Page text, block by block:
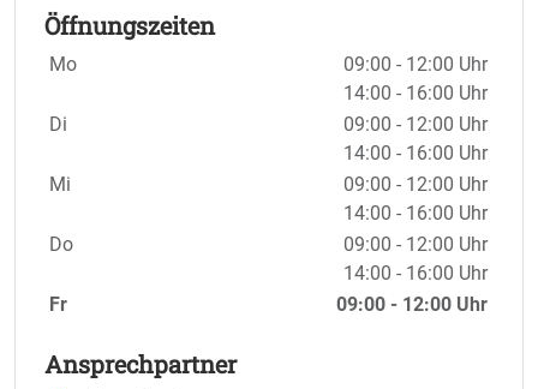
Öffnungszeiten
Wochentage / Monate
Öffnungszeiten / Hinweise
Mo
09:00 - 12:00 Uhr
14:00 - 16:00 Uhr
Di
09:00 - 12:00 Uhr
14:00 - 16:00 Uhr
Mi
09:00 - 12:00 Uhr
14:00 - 16:00 Uhr
Do
09:00 - 12:00 Uhr
14:00 - 16:00 Uhr
Fr
09:00 - 12:00 Uhr
Ansprechpartner